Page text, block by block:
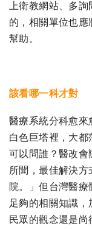
上衛教網站、多
的，相關單位也
幫助。
該看哪一科才對
醫療系統分科愈來
白色巨塔裡，大都
可以問誰？醫改會
所聞，最佳解決
院。」但台灣醫
足夠的相關知識，
民眾的觀念還是尚